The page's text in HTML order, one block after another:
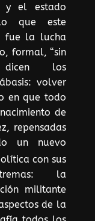
y el estado
que este
fue la lucha
formal, “sin
los
volver
en que todo
de
repensadas
un nuevo
con sus
la
militante
de la